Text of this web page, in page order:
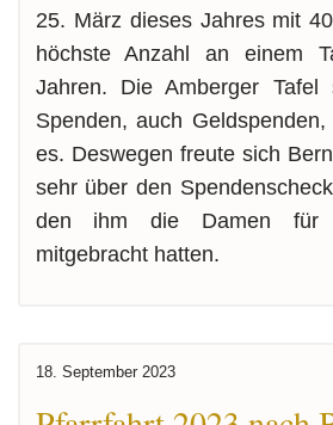
25. März dieses Jahres mit
höchste Anzahl an einem
Jahren. Die Amberger Tafel
Spenden, auch
es. Deswegen freute sich
sehr über den
den ihm die Damen für
mitgebracht hatten.
18. September 2023